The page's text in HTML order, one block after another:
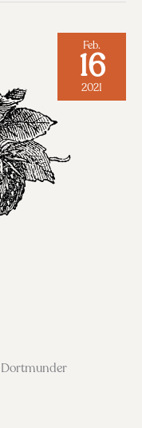
Dortmunder
Feb.
16
2021